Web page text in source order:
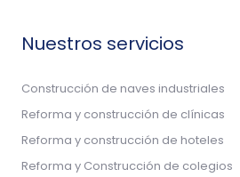
Nuestros servicios
Construcción de naves industriales
Reforma y construcción de clínicas
Reforma y construcción de hoteles
Reforma y Construcción de colegios